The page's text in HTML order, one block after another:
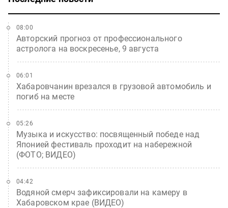
Авторский прогноз от профессионального
астролога на воскресенье, 9 августа
08:00
Хабаровчанин врезался в грузовой автомобиль и
погиб на месте
06:01
Музыка и искусство: посвященный победе над
Японией фестиваль проходит на набережной
(ФОТО; ВИДЕО)
05:26
Водяной смерч зафиксировали на камеру в
Хабаровском крае (ВИДЕО)
04:42